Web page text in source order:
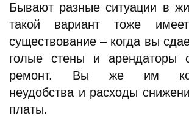
Бывают разные ситуации в
такой вариант тоже
существование – когда вы
голые стены и арендаторы
ремонт. Вы же им
неудобства и расходы
платы.